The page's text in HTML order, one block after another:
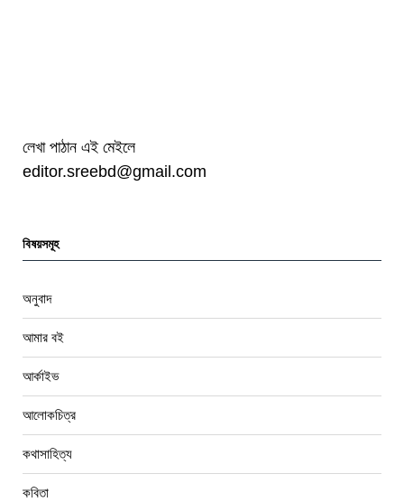
লেখা পাঠান এই মেইলে
editor.sreebd@gmail.com
বিষয়সমূহ
অনুবাদ
আমার বই
আর্কাইভ
আলোকচিত্র
কথাসাহিত্য
কবিতা